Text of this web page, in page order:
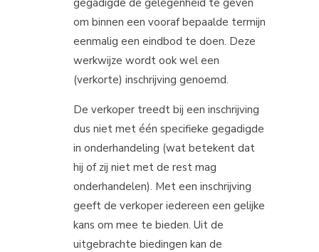
om binnen een vooraf bepaalde termijn
eenmalig een eindbod te doen. Deze
werkwijze wordt ook wel een
(verkorte) inschrijving genoemd.
De verkoper treedt bij een inschrijving
dus niet met één specifieke gegadigde
in onderhandeling (wat betekent dat
hij of zij niet met de rest mag
onderhandelen). Met een inschrijving
geeft de verkoper iedereen een gelijke
kans om mee te bieden. Uit de
uitgebrachte biedingen kan de